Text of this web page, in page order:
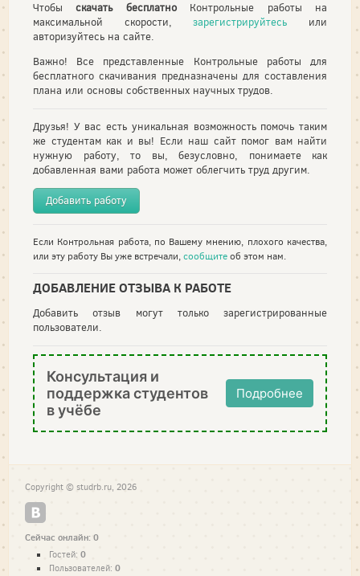
Чтобыскачать бесплатноКонтрольные работы на
максимальной скорости,зарегистрируйтесь или
авторизуйтесь на сайте.
Важно! Все представленные Контрольные работы для
бесплатного скачивания предназначены для составления
плана или основы собственных научных трудов.
Друзья! У вас есть уникальная возможность помочь таким
же студентам как и вы! Если наш сайт помог вам найти
нужную работу, то вы, безусловно, понимаете как
добавленная вами работа может облегчить труд другим.
Добавить работу
Если Контрольная работа, по Вашему мнению, плохого качества,
или эту работу Вы уже встречали,сообщитеоб этом нам.
ДОБАВЛЕНИЕ ОТЗЫВА К РАБОТЕ
Добавить отзыв могут только зарегистрированные
пользователи.
Консультация и
поддержка студентов
в учёбе
Подробнее
Copyright © studrb.ru, 2026
Сейчас онлайн: 0
Гостей: 0
Пользователей: 0